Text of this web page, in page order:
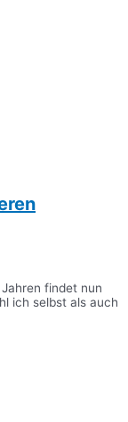
findet nun
ich selbst als auch